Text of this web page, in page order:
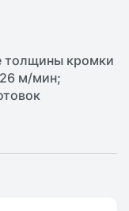
толщины кромки
м/мин;